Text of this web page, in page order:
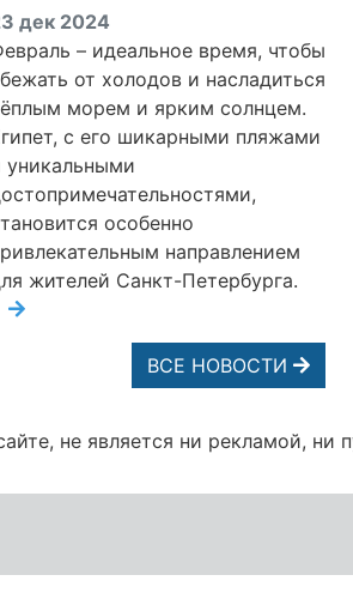
дек 2024
– идеальное время, чтобы
от холодов и насладиться
морем и ярким солнцем.
с его шикарными пляжами
уникальными
особенно
направлением
жителей Санкт-Петербурга.
ВСЕ НОВОСТИ
не является ни рекламой, ни